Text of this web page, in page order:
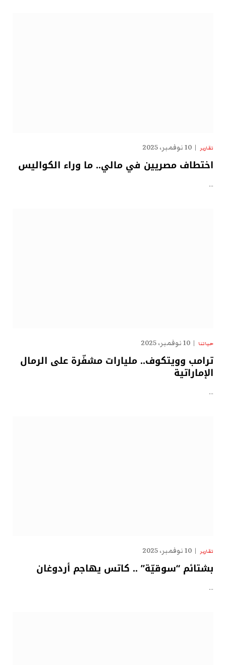
تقارير 10 نوفمبر، 2025
اختطاف مصريين في مالي.. ما وراء الكواليس
…
حياتنا 10 نوفمبر، 2025
ترامب وويتكوف.. مليارات مشفّرة على الرمال
الإماراتية
…
تقارير 10 نوفمبر، 2025
بشتائم “سوقيّة” .. كاتس يهاجم أردوغان
…